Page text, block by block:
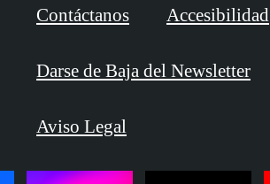
Contáctanos Accesibilidad
Darse de Baja del Newsletter
Aviso Legal